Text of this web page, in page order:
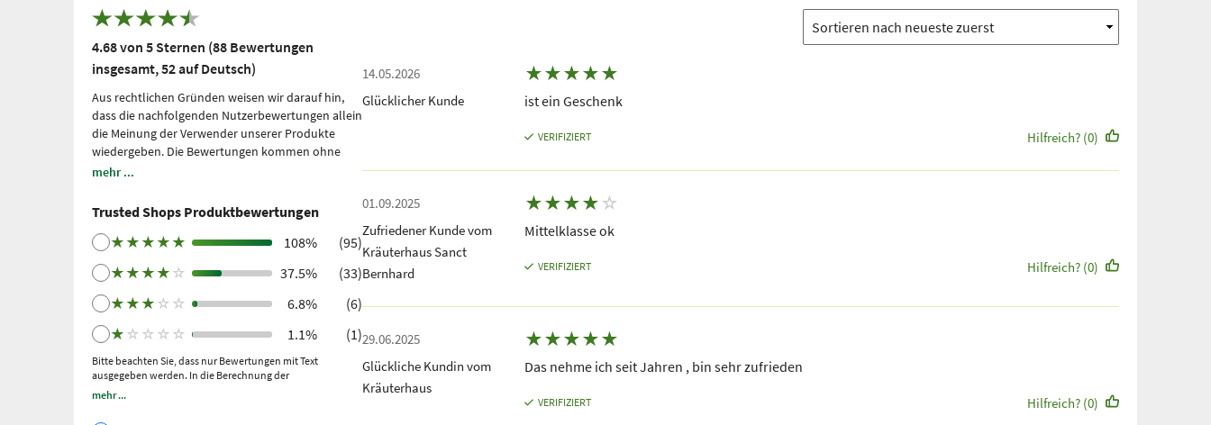
4.68 von 5 Sternen (88 Bewertungen
insgesamt, 52 auf Deutsch)
Aus rechtlichen Gründen weisen wir darauf hin,
dass die nachfolgenden Nutzerbewertungen allein
die Meinung der Verwender unserer Produkte
wiedergeben. Die Bewertungen kommen ohne
unsere Einflussnahme zustande, wir geben sie
sie uns zu eigen zu machen. Bitte beachten Sie: Es
handelt sich um persönliche, individuelle
Erfahrungen, welche nicht durch Studien belegt
Dienstleister seit 2021 für die Einholung von
Bewertungen. Trusted Shops hat Maßnahmen
getroffen, um sicherzustellen, dass es sich um
echte Bewertungen handelt.Mehr Informationen
einem getätigten Kauf und anschließender
Einladung gesammelt.
mehr ...
Trusted Shops Produktbewertungen
★ ★ ★ ★ ★ 108%
(95)
★ ★ ★ ★ ☆ 37.5%
(33)
★ ★ ★ ☆ ☆ 6.8%
(6)
★ ☆ ☆ ☆ ☆ 1.1% (1)
Bitte beachten Sie, dass nur Bewertungen mit Text
ausgegeben werden. In die Berechnung der
Gesamtbewertung fließen auch Sternebewertungen ohne
mehr ...
14.05.2026
Glücklicher Kunde
★★★★★
ist ein Geschenk
VERIFIZIERT Hilfreich? (0)
01.09.2025
Zufriedener Kunde vom
Kräuterhaus Sanct
Bernhard
★★★★ ☆
Mittelklasse ok
VERIFIZIERT Hilfreich? (0)
29.06.2025
Glückliche Kundin vom
Kräuterhaus
★★★★★
Das nehme ich seit Jahren , bin sehr zufrieden
VERIFIZIERT Hilfreich? (0)